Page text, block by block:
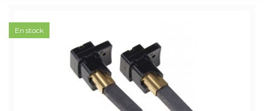
En stock